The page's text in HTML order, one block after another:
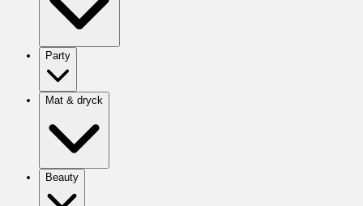
Party
Mat & dryck
Beauty